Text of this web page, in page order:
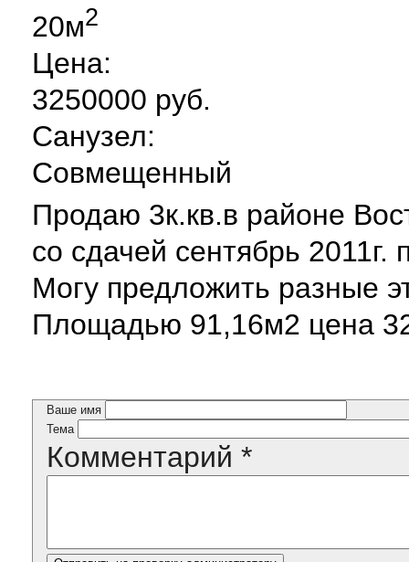
20м2
Цена:
3250000 руб.
Санузел:
Совмещенный
Продаю 3к.кв.в районе
со сдачей сентябрь
Могу предложить разные
Площадью 91,16м2 цена
Ваше имя
Тема
Комментарий *